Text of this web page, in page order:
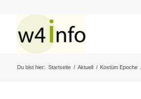
Du bist hier: Startseite / Aktuell / Kostüm Epoche